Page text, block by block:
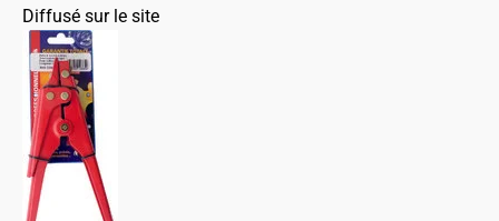
Diffusé sur le site